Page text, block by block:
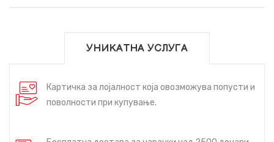
УНИКАТНА УСЛУГА
Картичка за лојалност која овозможува попусти и
поволности при купување.